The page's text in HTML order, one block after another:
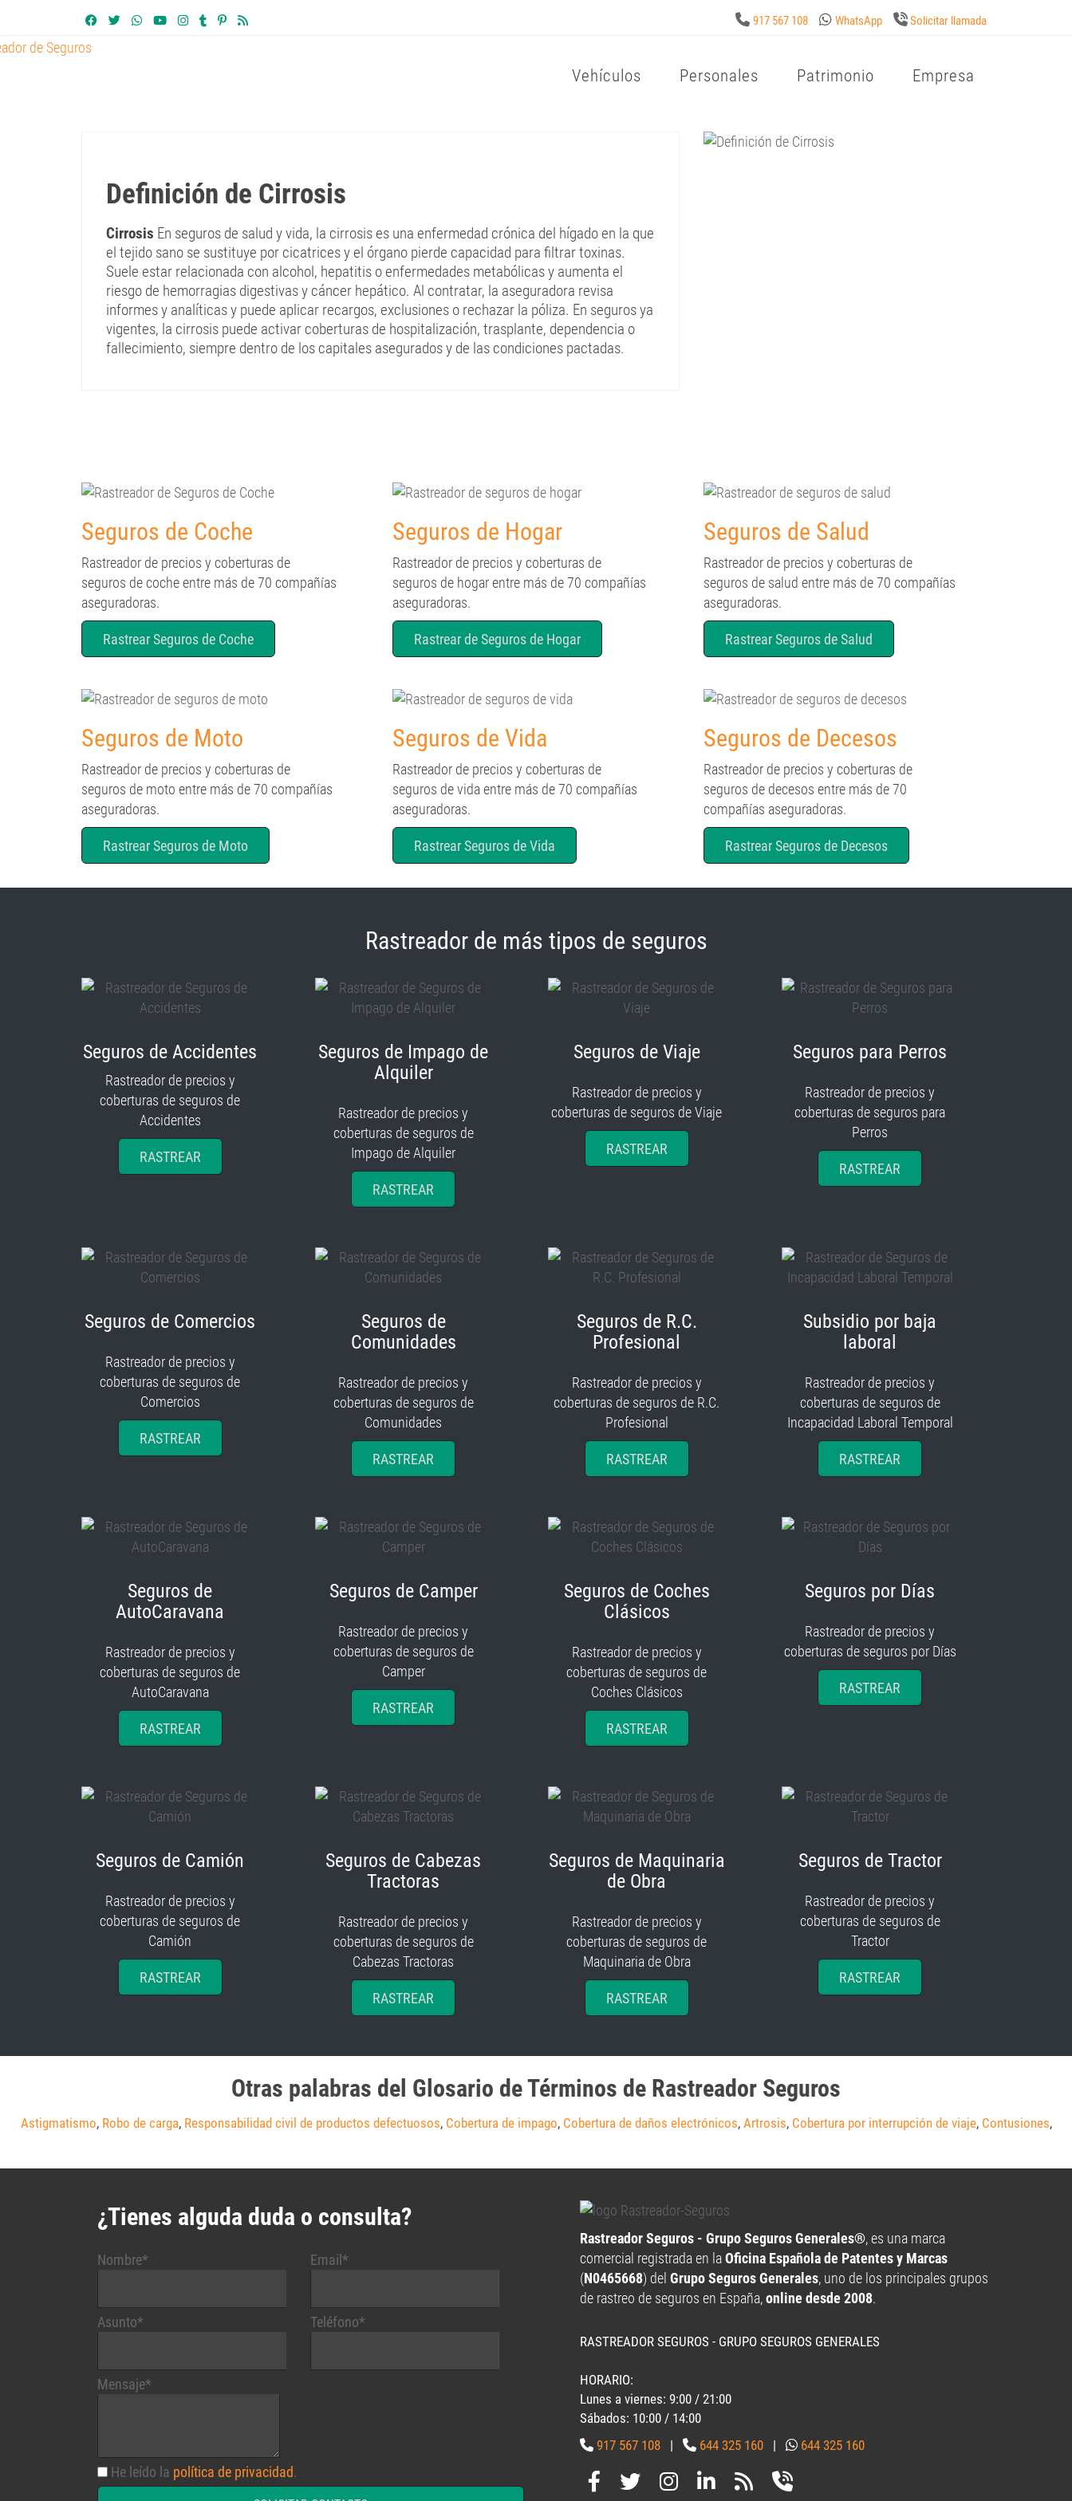
917 567 108 WhatsApp Solicitar llamada
Vehículos Personales Patrimonio Empresa
Definición de Cirrosis
Cirrosis En seguros de salud y vida, la cirrosis es una enfermedad crónica del hígado en la que
el tejido sano se sustituye por cicatrices y el órgano pierde capacidad para filtrar toxinas.
Suele estar relacionada con alcohol, hepatitis o enfermedades metabólicas y aumenta el
riesgo de hemorragias digestivas y cáncer hepático. Al contratar, la aseguradora revisa
informes y analíticas y puede aplicar recargos, exclusiones o rechazar la póliza. En seguros ya
vigentes, la cirrosis puede activar coberturas de hospitalización, trasplante, dependencia o
fallecimiento, siempre dentro de los capitales asegurados y de las condiciones pactadas.
Seguros de Coche
Rastreador de precios y coberturas de
seguros de coche entre más de 70 compañías
aseguradoras.
Rastrear Seguros de Coche
Seguros de Hogar
Rastreador de precios y coberturas de
seguros de hogar entre más de 70 compañías
aseguradoras.
Rastrear de Seguros de Hogar
Seguros de Salud
Rastreador de precios y coberturas de
seguros de salud entre más de 70 compañías
aseguradoras.
Rastrear Seguros de Salud
Seguros de Moto
Rastreador de precios y coberturas de
seguros de moto entre más de 70 compañías
aseguradoras.
Rastrear Seguros de Moto
Seguros de Vida
Rastreador de precios y coberturas de
seguros de vida entre más de 70 compañías
aseguradoras.
Rastrear Seguros de Vida
Seguros de Decesos
Rastreador de precios y coberturas de
seguros de decesos entre más de 70
compañías aseguradoras.
Rastrear Seguros de Decesos
Rastreador de más tipos de seguros
Seguros de Accidentes
Rastreador de precios y
coberturas de seguros de
Accidentes
RASTREAR
Seguros de Impago de
Alquiler
Rastreador de precios y
coberturas de seguros de
Impago de Alquiler
RASTREAR
Seguros de Viaje
Rastreador de precios y
coberturas de seguros de Viaje
RASTREAR
Seguros para Perros
Rastreador de precios y
coberturas de seguros para
Perros
RASTREAR
Seguros de Comercios
Rastreador de precios y
coberturas de seguros de
Comercios
RASTREAR
Seguros de
Comunidades
Rastreador de precios y
coberturas de seguros de
Comunidades
RASTREAR
Seguros de R.C.
Profesional
Rastreador de precios y
coberturas de seguros de R.C.
Profesional
RASTREAR
Subsidio por baja
laboral
Rastreador de precios y
coberturas de seguros de
Incapacidad Laboral Temporal
RASTREAR
Seguros de
AutoCaravana
Rastreador de precios y
coberturas de seguros de
AutoCaravana
RASTREAR
Seguros de Camper
Rastreador de precios y
coberturas de seguros de
Camper
RASTREAR
Seguros de Coches
Clásicos
Rastreador de precios y
coberturas de seguros de
Coches Clásicos
RASTREAR
Seguros por Días
Rastreador de precios y
coberturas de seguros por Días
RASTREAR
Seguros de Camión
Rastreador de precios y
coberturas de seguros de
Camión
RASTREAR
Seguros de Cabezas
Tractoras
Rastreador de precios y
coberturas de seguros de
Cabezas Tractoras
RASTREAR
Seguros de Maquinaria
de Obra
Rastreador de precios y
coberturas de seguros de
Maquinaria de Obra
RASTREAR
Seguros de Tractor
Rastreador de precios y
coberturas de seguros de
Tractor
RASTREAR
Otras palabras del Glosario de Términos de Rastreador Seguros
Astigmatismo, Robo de carga, Responsabilidad civil de productos defectuosos, Cobertura de impago, Cobertura de daños electrónicos, Artrosis, Cobertura por interrupción de viaje, Contusiones,
¿Tienes alguda duda o consulta?
Nombre*
Asunto*
Email*
Teléfono*
Mensaje*
He leído la política de privacidad.
Rastreador Seguros - Grupo Seguros Generales®, es una marca
comercial registrada en laOficina Española de Patentes y Marcas
(N0465668) del Grupo Seguros Generales, uno de los principales grupos
de rastreo de seguros en España,online desde 2008.
RASTREADOR SEGUROS - GRUPO SEGUROS GENERALES
HORARIO:
Lunes a viernes: 9:00 / 21:00
Sábados: 10:00 / 14:00
917 567 108 | 644 325 160 | 644 325 160